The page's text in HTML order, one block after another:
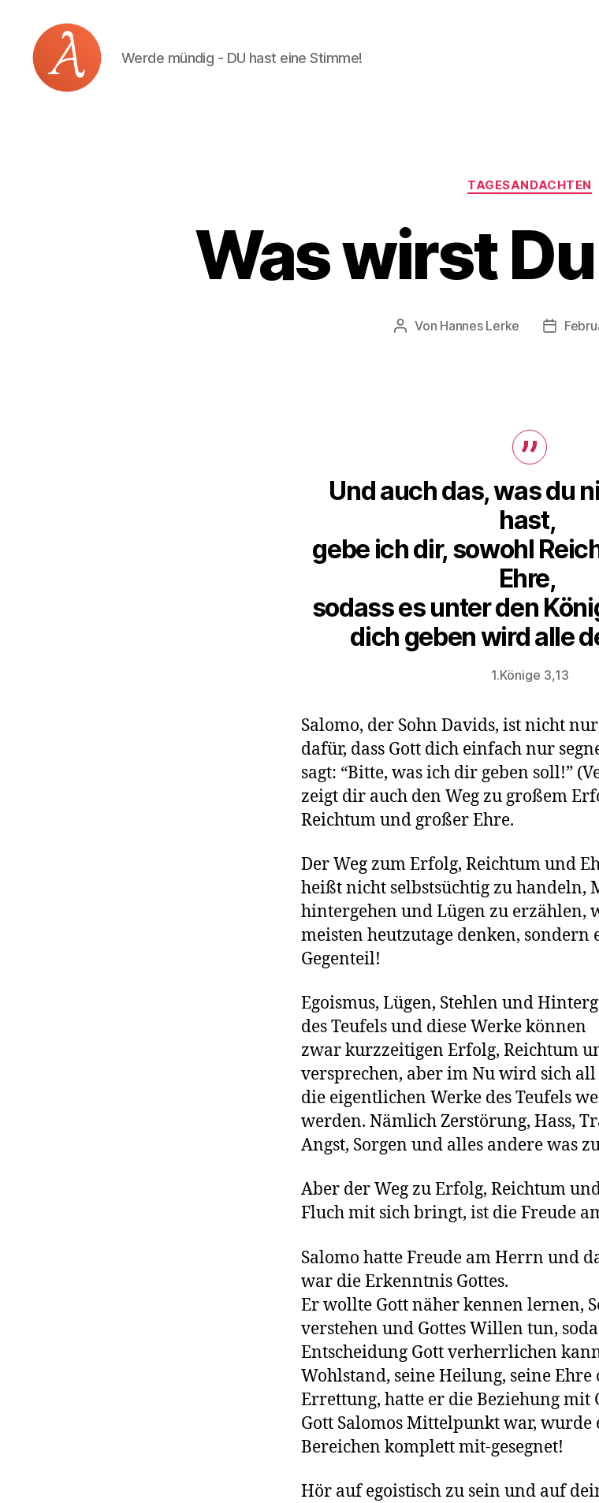
Werde mündig - DU hast eine Stimme!
Kategorien
TAGESANDACHTEN
Was wirst
Beitragsautor
Von Hannes Lerke
Und auch das, was du
hast,
gebe ich dir, sowohl
Ehre,
sodass es unter den
dich geben wird alle
1.Könige 3,13
Salomo, der Sohn Davids, ist nicht
dafür, dass Gott dich einfach nur
sagt: “Bitte, was ich dir geben soll!”
zeigt dir auch den Weg zu großem
Reichtum und großer Ehre.
Der Weg zum Erfolg, Reichtum und
heißt nicht selbstsüchtig zu handeln,
hintergehen und Lügen zu erzählen,
meisten heutzutage denken, sondern
Gegenteil!
Egoismus, Lügen, Stehlen und
des Teufels und diese Werke können
zwar kurzzeitigen Erfolg, Reichtum
versprechen, aber im Nu wird sich
die eigentlichen Werke des Teufels
werden. Nämlich Zerstörung, Hass,
Angst, Sorgen und alles andere was
Aber der Weg zu Erfolg, Reichtum
Fluch mit sich bringt, ist die Freude
Salomo hatte Freude am Herrn und
war die Erkenntnis Gottes.
Er wollte Gott näher kennen lernen,
verstehen und Gottes Willen tun,
Entscheidung Gott verherrlichen
Wohlstand, seine Heilung, seine Ehre
Errettung, hatte er die Beziehung mit
Gott Salomos Mittelpunkt war,
Bereichen komplett mit-gesegnet!
Hör auf egoistisch zu sein und auf